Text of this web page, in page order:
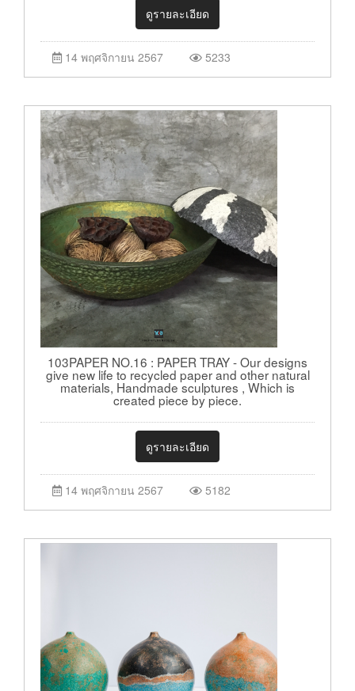
ดูรายละเอียด
14 พฤศจิกายน 2567 5233
103PAPER NO.16 : PAPER TRAY - Our designs
give new life to recycled paper and other natural
materials, Handmade sculptures , Which is
created piece by piece.
ดูรายละเอียด
14 พฤศจิกายน 2567 5182